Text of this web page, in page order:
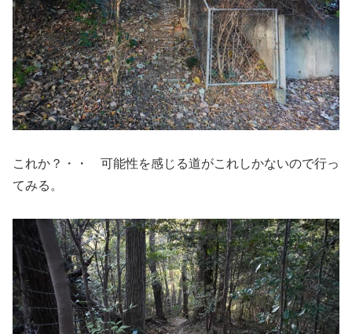
これか？・・ 可能性を感じる道がこれしかないので行っ
てみる。